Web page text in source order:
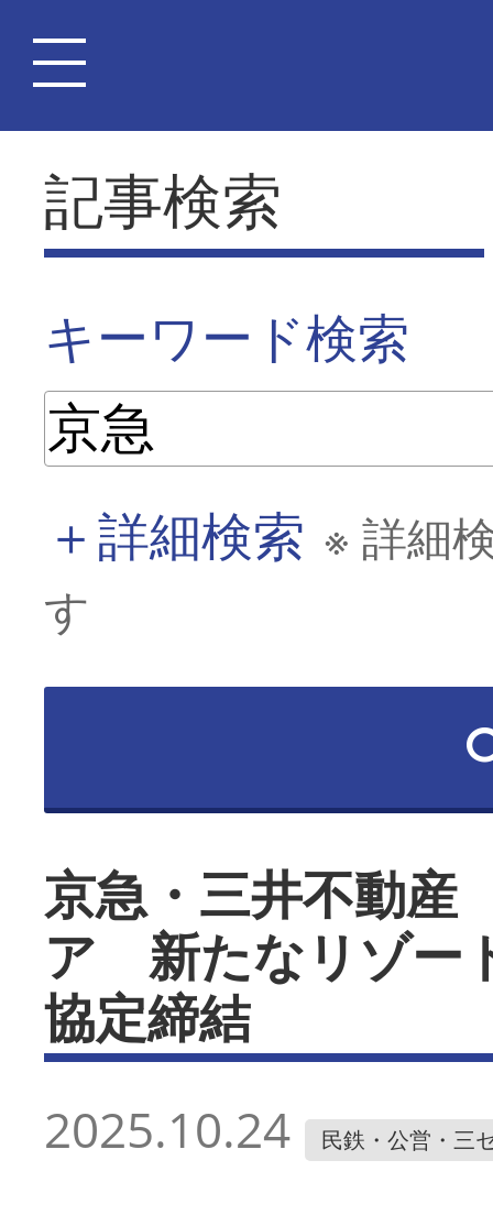
記事検索
キーワード検索
＋詳細検索 ※ 詳細
す
京急・三井不動
ア 新たなリゾー
協定締結
2025.10.24 民鉄・公営・三